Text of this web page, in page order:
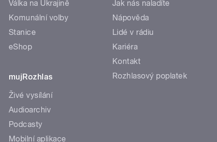
Válka na Ukrajině
Komunální volby
Stanice
eShop
mujRozhlas
Živé vysílání
Audioarchiv
Podcasty
Mobilní aplikace
Jak nás naladíte
Nápověda
Lidé v rádiu
Kariéra
Kontakt
Rozhlasový poplatek